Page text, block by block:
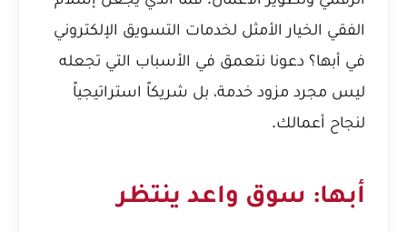
الفقي الخيار الأمثل لخدمات التسويق الإلكتروني
في أبها؟ دعونا نتعمق في الأسباب التي تجعله
ليس مجرد مزود خدمة، بل شريكاً استراتيجياً
لنجاح أعمالك.
أبها: سوق واعد ينتظر